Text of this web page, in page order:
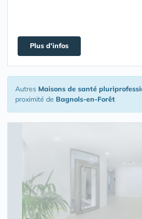
Plus d'infos
Autres Maisons de santé
proximité de Bagnols-en-Forêt